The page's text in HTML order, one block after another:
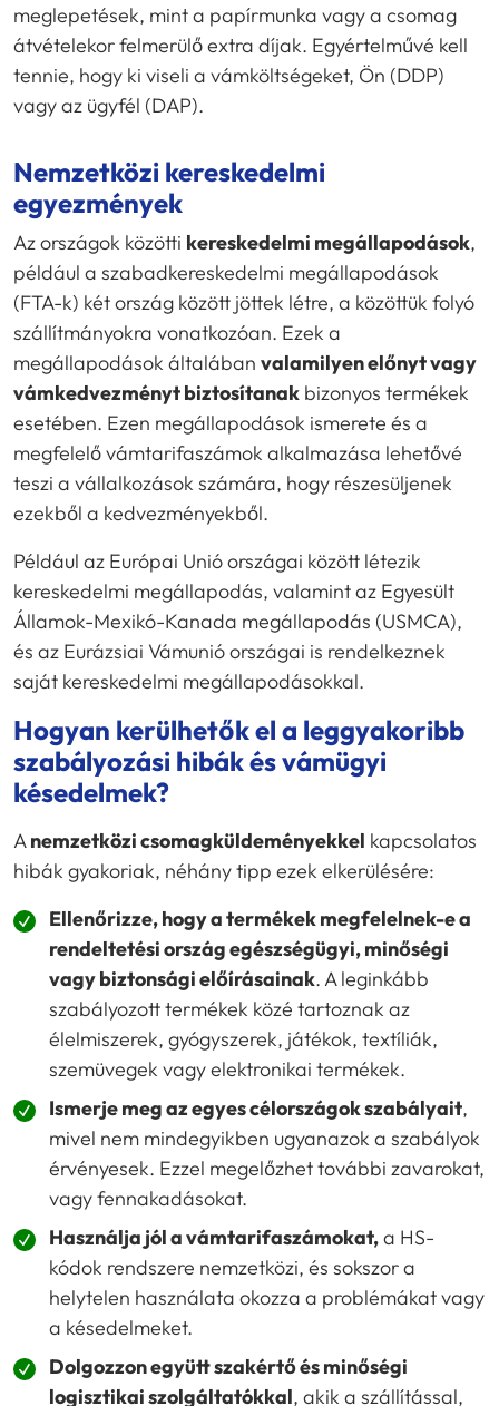
meglepetések, mint a papírmunka vagy a csomag
átvételekor felmerülő extra díjak. Egyértelművé kell
tennie, hogy ki viseli a vámköltségeket, Ön (DDP)
vagy az ügyfél (DAP).
Nemzetközi kereskedelmi
egyezmények
Az országok közötti kereskedelmi megállapodások,
például a szabadkereskedelmi megállapodások
(FTA-k) két ország között jöttek létre, a közöttük folyó
szállítmányokra vonatkozóan. Ezek a
megállapodások általában valamilyen előnyt vagy
vámkedvezményt biztosítanak bizonyos termékek
esetében. Ezen megállapodások ismerete és a
megfelelő vámtarifaszámok alkalmazása lehetővé
teszi a vállalkozások számára, hogy részesüljenek
ezekből a kedvezményekből.
Például az Európai Unió országai között létezik
kereskedelmi megállapodás, valamint az Egyesült
Államok-Mexikó-Kanada megállapodás (USMCA),
és az Eurázsiai Vámunió országai is rendelkeznek
saját kereskedelmi megállapodásokkal.
Hogyan kerülhetők el a leggyakoribb
szabályozási hibák és vámügyi
késedelmek?
Anemzetközi csomagküldeményekkel kapcsolatos
hibák gyakoriak, néhány tipp ezek elkerülésére:
Ellenőrizze, hogy a termékek megfelelnek-e a
rendeltetési ország egészségügyi, minőségi
vagy biztonsági előírásainak. A leginkább
szabályozott termékek közé tartoznak az
élelmiszerek, gyógyszerek, játékok, textíliák,
szemüvegek vagy elektronikai termékek.
Ismerje meg az egyes célországok szabályait,
mivel nem mindegyikben ugyanazok a szabályok
érvényesek. Ezzel megelőzhet további zavarokat,
vagy fennakadásokat.
Használja jól a vámtarifaszámokat,a HS-
kódok rendszere nemzetközi, és sokszor a
helytelen használata okozza a problémákat vagy
a késedelmeket.
Dolgozzon együtt szakértő és minőségi
logisztikai szolgáltatókkal, akik a szállítással,